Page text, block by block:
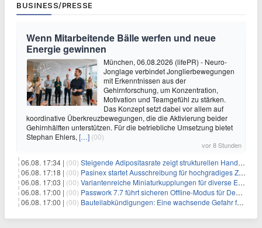
BUSINESS/PRESSE
Wenn Mitarbeitende Bälle werfen und neue
Energie gewinnen
München, 06.08.2026 (lifePR) - Neuro-
Jonglage verbindet Jonglierbewegungen
mit Erkenntnissen aus der
Gehirnforschung, um Konzentration,
Motivation und Teamgefühl zu stärken.
Das Konzept setzt dabei vor allem auf
koordinative Überkreuzbewegungen, die die Aktivierung beider
Gehirnhälften unterstützen. Für die betriebliche Umsetzung bietet
Stephan Ehlers, […] (00)
vor 8 Stunden
06.08. 17:34 | (00) Steigende Adipositasrate zeigt strukturellen Handlungsbedarf bei der Ernährung schulpflichtiger Kinder
06.08. 17:18 | (00) Pasinex startet Ausschreibung für hochgradiges Zinksulfidkonzentrat mit Germanium- und Silbergehalten und stellt ein Betriebsupdate bereit
06.08. 17:03 | (00) Variantenreiche Miniaturkupplungen für diverse Einsatzbereiche
06.08. 17:00 | (00) Passwork 7.7 führt sicheren Offline-Modus für Desktop- und Mobile-Apps ein
06.08. 17:00 | (00) Bauteilabkündigungen: Eine wachsende Gefahr für industrielle Elektroniksysteme